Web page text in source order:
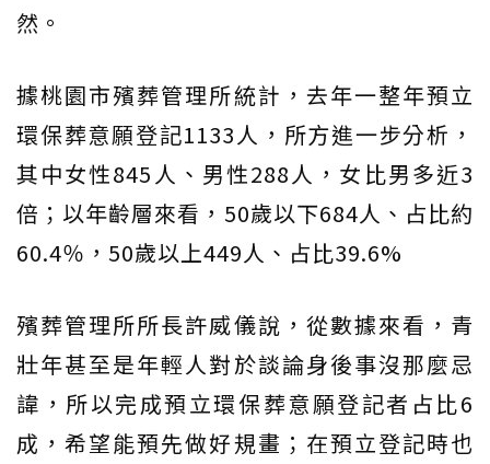
然。
據桃園市殯葬管理所統計，去年一整年預立
環保葬意願登記1133人，所方進一步分析，
其中女性845人、男性288人，女比男多近3
倍；以年齡層來看，50歲以下684人、占比約
60.4％，50歲以上449人、占比39.6%
殯葬管理所所長許威儀說，從數據來看，青
壯年甚至是年輕人對於談論身後事沒那麼忌
諱，所以完成預立環保葬意願登記者占比6
成，希望能預先做好規畫；在預立登記時也